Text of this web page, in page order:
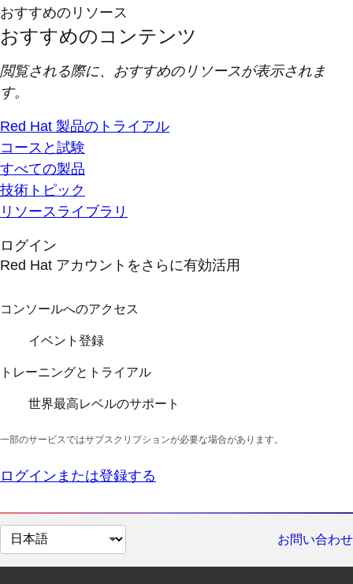
おすすめのリソース
おすすめのコンテンツ
閲覧される際に、おすすめのリソースが表示されま
す。
Red Hat 製品のトライアル
コースと試験
すべての製品
技術トピック
リソースライブラリ
ログイン
Red Hat アカウントをさらに有効活用
コンソールへのアクセス
イベント登録
トレーニングとトライアル
世界最高レベルのサポート
一部のサービスではサブスクリプションが必要な場合があります。
ログインまたは登録する
ペ
ー
お問い合わせ